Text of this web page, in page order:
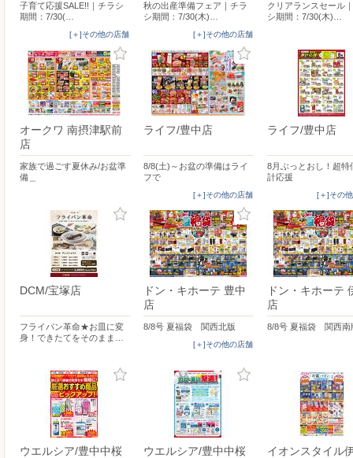
子育て応援SALE!!｜チラシ
期間：7/30(…
[＋]その他の店舗
秋の出産準備フェア｜チラ
シ期間：7/30(木)…
[＋]その他の店舗
クリアランスセール
シ期間：7/30(木)…
オークワ 南摂津駅前
店
家族で過ごす夏休み/お盆準
備＿
ライフ/豊中店
8/8(土)～お盆の準備はライ
フで
[＋]その他の店舗
ライフ/豊中店
8月ぶっとおし！超特
計応援
[＋]その
DCM/宝塚店
フライパン革命★お皿に変
身！できたてをそのまま…
ドン・キホーテ 豊中
店
8/8号 夏福袋 関西北版
[＋]その他の店舗
ドン・キホーテ
店
8/8号 夏福袋 関西南
ウエルシア/豊中中桜
ウエルシア/豊中中桜
イオンスタイル